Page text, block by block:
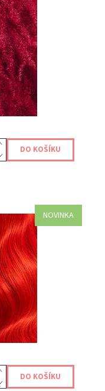
pečujícím
barevnou
NOVINKA
produktem,
tonalitu vlasů,
si...